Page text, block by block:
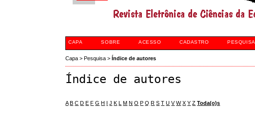
CAPA SOBRE ACESSO CADASTRO PESQUISA
Capa >Pesquisa >Índice de autores
Índice de autores
A B C D E F G H I J K L M N O P Q R S T U V W X Y Z Toda(o)s